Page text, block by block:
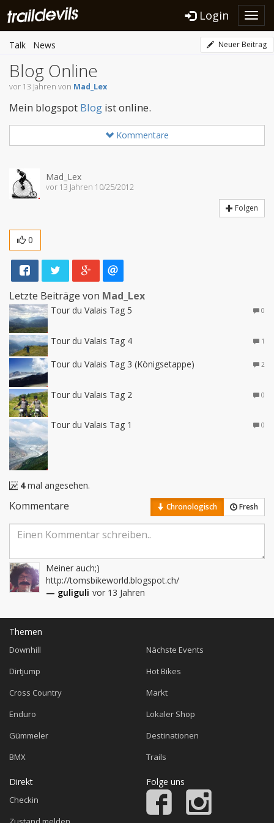
Login
Talk News Neuer Beitrag
Blog Online
vor 13 Jahren von Mad_Lex
Mein blogspot Blog ist online.
Kommentare
Mad_Lex
vor 13 Jahren 10/25/2012
Folgen
0
Letzte Beiträge von Mad_Lex
Tour du Valais Tag 5 0
Tour du Valais Tag 4 1
Tour du Valais Tag 3 (Königsetappe) 2
Tour du Valais Tag 2 0
Tour du Valais Tag 1 0
4mal angesehen.
Kommentare Chronologisch Fresh
Meiner auch;)
http://tomsbikeworld.blogspot.ch/
— guliguli vor 13 Jahren
Themen
Downhill
Dirtjump
Cross Country
Enduro
Gümmeler
BMX
Nächste Events
Hot Bikes
Markt
Lokaler Shop
Destinationen
Trails
Direkt
Checkin
Folge uns